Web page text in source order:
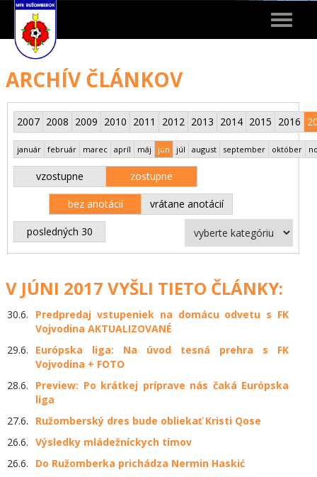
Toggle
ARCHÍV ČLÁNKOV
2007 2008 2009 2010 2011 2012 2013 2014 2015 2016
január február marec apríl máj jún júl august september október
vzostupne zostupne
bez anotácií vrátane anotácií
posledných 30
V JÚNI 2017 VYŠLI TIETO ČLÁNKY:
30.6.
Predpredaj vstupeniek na domácu odvetu s FK
Vojvodina AKTUALIZOVANÉ
29.6.
Európska liga: Na úvod tesná prehra s FK
Vojvodina + FOTO
28.6.
Preview: Po krátkej príprave nás čaká Európska
liga
27.6.
Ružomberský dres bude obliekať Kristi Qose
26.6. Výsledky mládežníckych tímov
26.6.
Do Ružomberka prichádza Nermin Haskić